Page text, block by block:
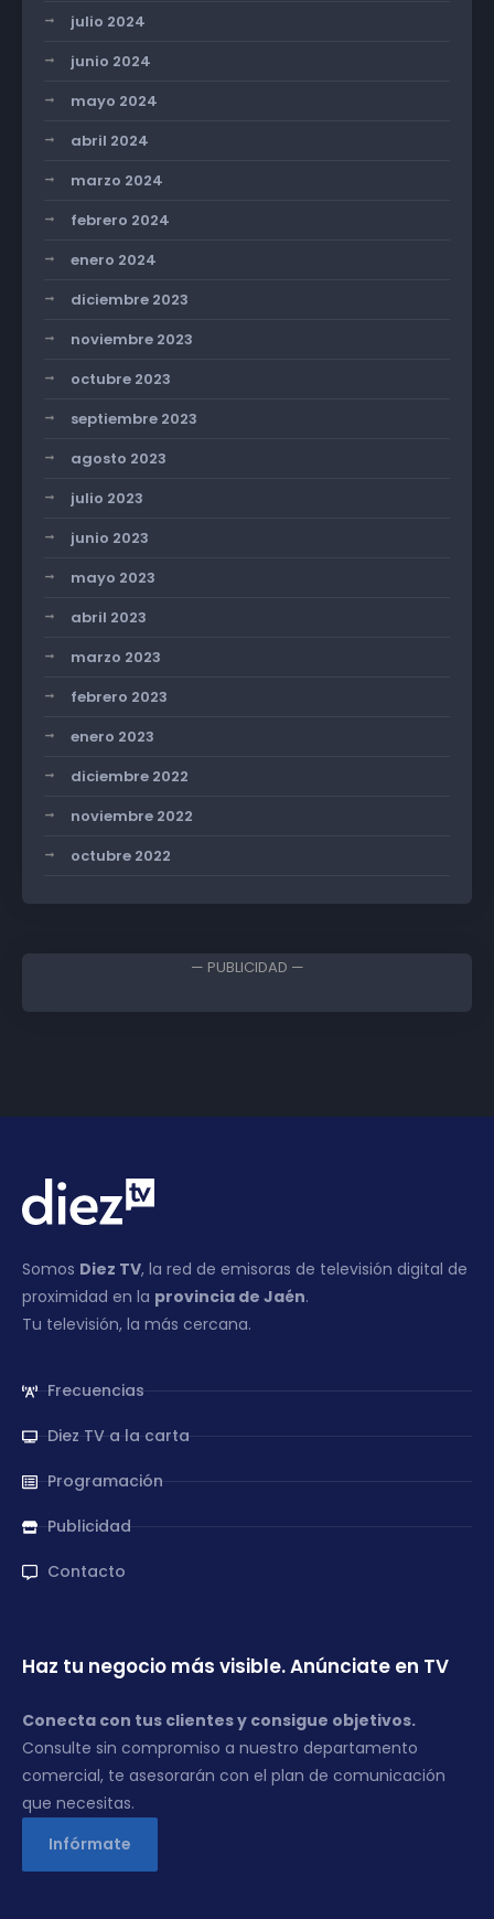
julio 2024
junio 2024
mayo 2024
abril 2024
marzo 2024
febrero 2024
enero 2024
diciembre 2023
noviembre 2023
octubre 2023
septiembre 2023
agosto 2023
julio 2023
junio 2023
mayo 2023
abril 2023
marzo 2023
febrero 2023
enero 2023
diciembre 2022
noviembre 2022
octubre 2022
— PUBLICIDAD —
Somos Diez TV, la red de emisoras de televisión digital de
proximidad en la provincia de Jaén.
Tu televisión, la más cercana.
Frecuencias
Diez TV a la carta
Programación
Publicidad
Contacto
Haz tu negocio más visible. Anúnciate en TV
Conecta con tus clientes y consigue objetivos.
Consulte sin compromiso a nuestro departamento
comercial, te asesorarán con el plan de comunicación
que necesitas.
Infórmate